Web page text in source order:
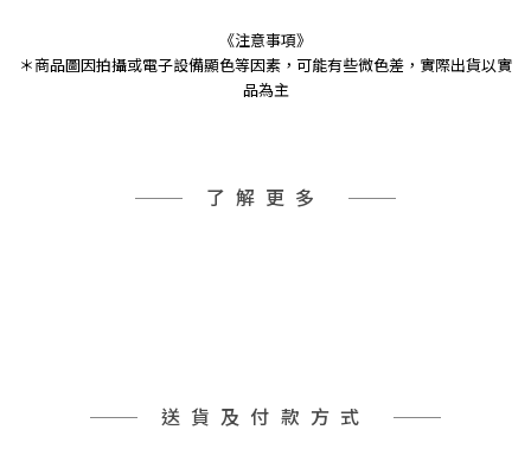
《注意事項》
＊商品圖因拍攝或電子設備顯色等因素，可能有些微色差，實際出貨以實
品為主
了解更多
送貨及付款方式